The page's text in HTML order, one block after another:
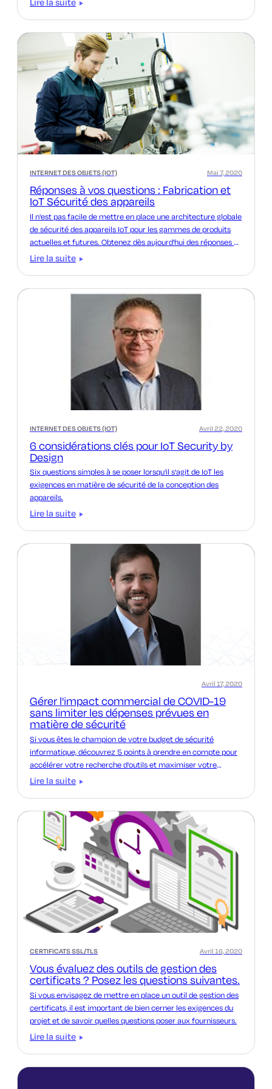
INTERNET DES OBJETS (IOT)
Réponses à vos questions : Fabrication et
IoT Sécurité des appareils
Mai 7, 2020
Il n'est pas facile de mettre en place une architecture globale
de sécurité des appareils IoT pour les gammes de produits
actuelles et futures. Obtenez dès aujourd'hui des réponses à
vos questions sur les appareils IoT .
Lire la suite
INTERNET DES OBJETS (IOT)
6 considérations clés pour IoT Security by
Design
Avril 22, 2020
Six questions simples à se poser lorsqu'il s'agit de IoT les
exigences en matière de sécurité de la conception des
appareils.
Lire la suite
Gérer l'impact commercial de COVID-19
sans limiter les dépenses prévues en
matière de sécurité
Avril 17, 2020
Si vous êtes le champion de votre budget de sécurité
informatique, découvrez 5 points à prendre en compte pour
accélérer votre recherche d'outils et maximiser votre
investissement.
Lire la suite
CERTIFICATS SSL/TLS
Vous évaluez des outils de gestion des
certificats ? Posez les questions suivantes.
Avril 16, 2020
Si vous envisagez de mettre en place un outil de gestion des
certificats, il est important de bien cerner les exigences du
projet et de savoir quelles questions poser aux fournisseurs.
Lire la suite